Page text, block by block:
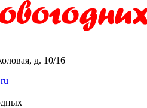
д. 10/16